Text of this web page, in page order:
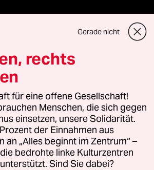
Vertriebs GmbH
Bei rechtlichen Fragen oder für Genehmigungen
lizenzen@taz.de
Kommune-Richtlinien
Datenschutz Impressum AGB
Gerade nicht
rechts
für eine offene Gesellschaft!
Menschen, die sich gegen
einsetzen, unsere Solidarität.
der Einnahmen aus
an „Alles beginnt im Zentrum“ –
bedrohte linke Kulturzentren
Sind Sie dabei?